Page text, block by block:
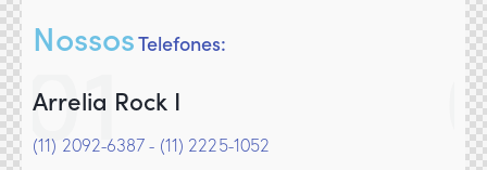
NossosTelefones:
01
Arrelia Rock I
(11) 2092-6387 - (11) 2225-1052